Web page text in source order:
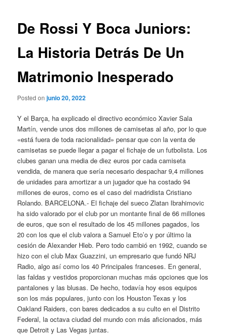
De Rossi Y Boca Juniors:
La Historia Detrás De Un
Matrimonio Inesperado
Posted onjunio 20, 2022
Y el Barça, ha explicado el directivo económico Xavier Sala
Martín, vende unos dos millones de camisetas al año, por lo que
«está fuera de toda racionalidad» pensar que con la venta de
camisetas se puede llegar a pagar el fichaje de un futbolista. Los
clubes ganan una media de diez euros por cada camiseta
vendida, de manera que sería necesario despachar 9,4 millones
de unidades para amortizar a un jugador que ha costado 94
millones de euros, como es el caso del madridista Cristiano
Rolando. BARCELONA.- El fichaje del sueco Zlatan Ibrahimovic
ha sido valorado por el club por un montante final de 66 millones
de euros, que son el resultado de los 45 millones pagados, los
20 con los que el club valora a Samuel Eto’o y por último la
cesión de Alexander Hleb. Pero todo cambió en 1992, cuando se
hizo con el club Max Guazzini, un empresario que fundó NRJ
Radio, algo así como los 40 Principales franceses. En general,
las faldas y vestidos proporcionan muchas más opciones que los
pantalones y las blusas. De hecho, todavía hoy esos equipos
son los más populares, junto con los Houston Texas y los
Oakland Raiders, con bares dedicados a su culto en el Distrito
Federal, la octava ciudad del mundo con más aficionados, más
que Detroit y Las Vegas juntas.